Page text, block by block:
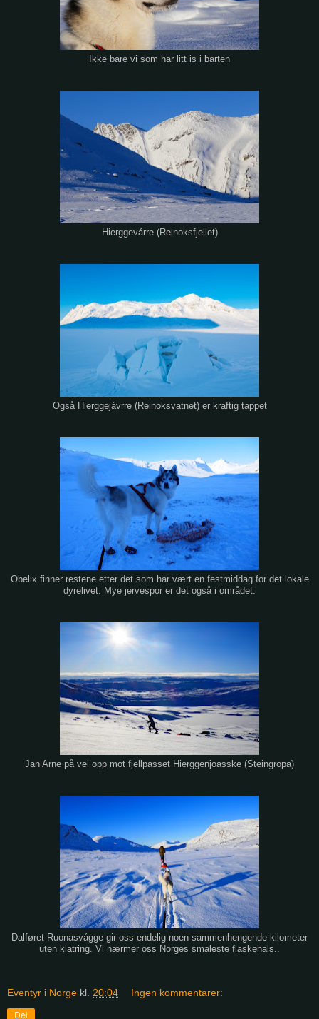
Ikke bare vi som har litt is i barten
Hierggevárre (Reinoksfjellet)
Også Hierggejávrre (Reinoksvatnet) er kraftig tappet
Obelix finner restene etter det som har vært en festmiddag for det lokale
dyrelivet. Mye jervespor er det også i området.
Jan Arne på vei opp mot fjellpasset Hierggenjoasske (Steingropa)
Dalføret Ruonasvágge gir oss endelig noen sammenhengende kilometer
uten klatring. Vi nærmer oss Norges smaleste flaskehals..
Eventyr i Norge kl. 20:04 Ingen kommentarer:
Del